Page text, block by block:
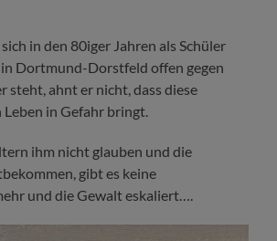
in den 80iger Jahren als Schüler
in Dortmund-Dorstfeld offen gegen
steht, ahnt er nicht, dass diese
Leben in Gefahr bringt.
ihm nicht glauben und die
gibt es keine
und die Gewalt eskaliert….